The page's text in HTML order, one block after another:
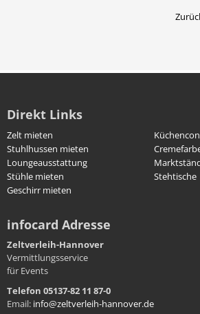
Direkt Links
Zelt mieten
Stuhlhussen mieten
Loungeausstattung
Stühle mieten
Stehtische
Geschirr mieten
infocard Adresse
Zeltverleih-Hannover
Vermittlungsservice
für Events
Telefon 05137-82 11 87-0
Email: info@zeltverleih-hannover.de